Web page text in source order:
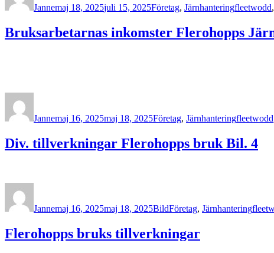
Jannemaj 18, 2025juli 15, 2025Företag, Järnhanteringfleetwodd,
Bruksarbetarnas inkomster Flerohopps
Jannemaj 16, 2025maj 18, 2025Företag, Järnhanteringfleetwodd
Div. tillverkningar Flerohopps bruk Bil. 4
Jannemaj 16, 2025maj 18, 2025BildFöretag, Järnhantering
Flerohopps bruks tillverkningar